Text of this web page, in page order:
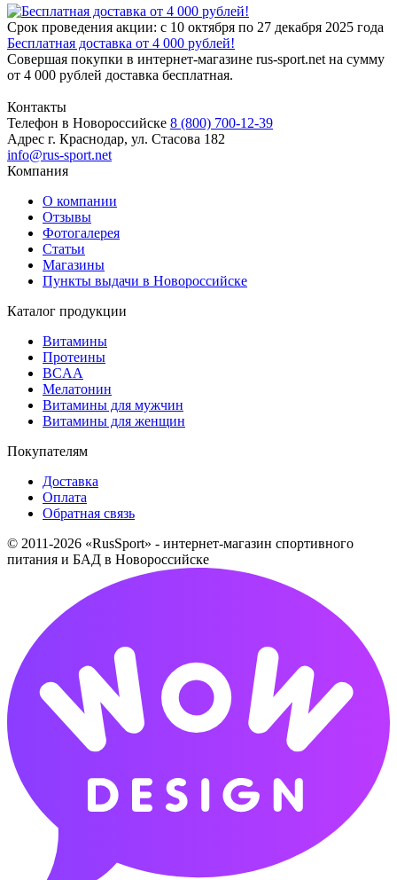
Срок проведения акции: с 10 октября по 27 декабря 2025 года
Бесплатная доставка от 4 000 рублей!
Совершая покупки в интернет-магазине rus-sport.net на сумму
от 4 000 рублей доставка бесплатная.
Контакты
Телефон в Новороссийске 8 (800) 700-12-39
Адрес г. Краснодар, ул. Стасова 182
info@rus-sport.net
Компания
О компании
Отзывы
Фотогалерея
Статьи
Магазины
Пункты выдачи в Новороссийске
Каталог продукции
Витамины
Протеины
BCAA
Мелатонин
Витамины для мужчин
Витамины для женщин
Покупателям
Доставка
Оплата
Обратная связь
© 2011-2026 «RusSport» - интернет-магазин спортивного
питания и БАД в Новороссийске